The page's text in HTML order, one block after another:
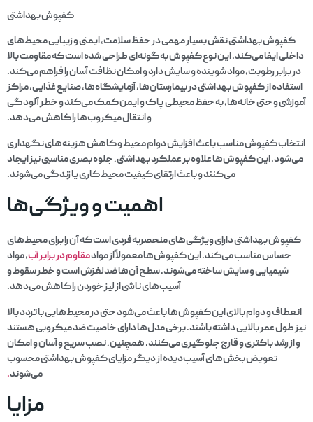
کفپوش بهداشتی
کفپوش بهداشتی نقش بسیار مهمی در حفظ سلامت، ایمنی و زیبایی محیط‌های
داخلی ایفا می‌کند. این نوع کفپوش به‌گونه‌ای طراحی شده است که مقاومت بالا
در برابر رطوبت، مواد شوینده و سایش دارد و امکان نظافت آسان را فراهم می‌کند.
استفاده از کفپوش بهداشتی در بیمارستان‌ها، آزمایشگاه‌ها، صنایع غذایی، مراکز
آموزشی و حتی خانه‌ها، به حفظ محیطی پاک و ایمن کمک می‌کند و خطر آلودگی
و انتقال میکروب‌ها را کاهش می‌دهد.
انتخاب کفپوش مناسب باعث افزایش دوام محیط و کاهش هزینه‌های نگهداری
می‌شود. این کفپوش‌ها علاوه بر عملکرد بهداشتی، جلوه بصری مناسبی نیز ایجاد
می‌کنند و باعث ارتقای کیفیت محیط کاری یا زندگی می‌شوند.
اهمیت و ویژگی‌ها
کفپوش بهداشتی دارای ویژگی‌های منحصربه‌فردی است که آن را برای محیط‌های
حساس مناسب می‌کند. این کفپوش‌ها معمولاً از موادمقاوم در برابر آب، مواد
شیمیایی و سایش ساخته می‌شوند. سطح آن‌ها ضدلغزش است و خطر سقوط و
آسیب‌های ناشی از لیز خوردن را کاهش می‌دهد.
انعطاف و دوام بالای این کفپوش‌ها باعث می‌شود حتی در محیط‌هایی با تردد بالا
نیز طول عمر بالایی داشته باشند. برخی مدل‌ها دارای خاصیت ضد میکروبی هستند
و از رشد باکتری و قارچ جلوگیری می‌کنند. همچنین، نصب سریع و آسان و امکان
تعویض بخش‌های آسیب‌دیده از دیگر مزایای کفپوش بهداشتی محسوب
می‌شوند.
مزایا